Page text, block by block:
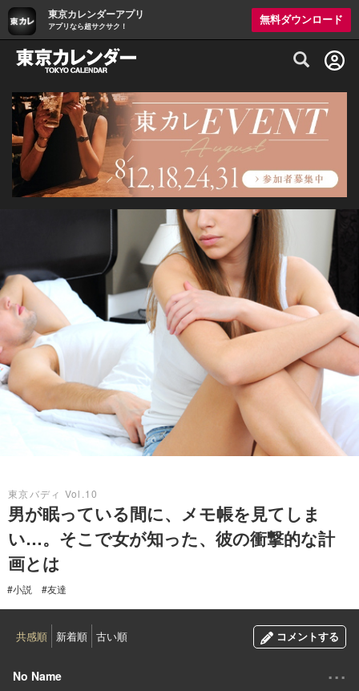
東京カレンダーアプリ
アプリなら超サクサク！
無料ダウンロード
グルメ情報・プレミアムレストラン予約
東京バディ Vol.10
男が眠っている間に、メモ帳を見てしま
い…。そこで女が知った、彼の衝撃的な計
画とは
#小説 #友達
共感順 新着順 古い順 コメントする
No Name ...